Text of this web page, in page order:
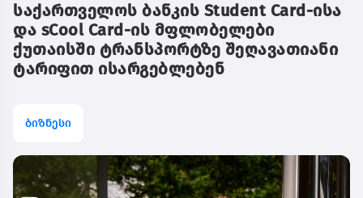
საქართველოს ბანკის Student Card-ისა
და sCool Card-ის მფლობელები
ქუთაისში ტრანსპორტზე შეღავათიანი
ტარიფით ისარგებლებენ
ბიზნესი